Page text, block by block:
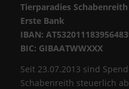
Tierparadies Schabenreith
Erste Bank
IBAN:
BIC: GIBAATWWXXX
Seit 23.07.2013 sind
Schabenreith steuerlich